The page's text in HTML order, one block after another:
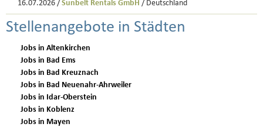
16.07.2026 / Sunbelt Rentals GmbH / Deutschland
Stellenangebote in Städten
Jobs in Altenkirchen
Jobs in Bad Ems
Jobs in Bad Kreuznach
Jobs in Bad Neuenahr-Ahrweiler
Jobs in Idar-Oberstein
Jobs in Koblenz
Jobs in Mayen